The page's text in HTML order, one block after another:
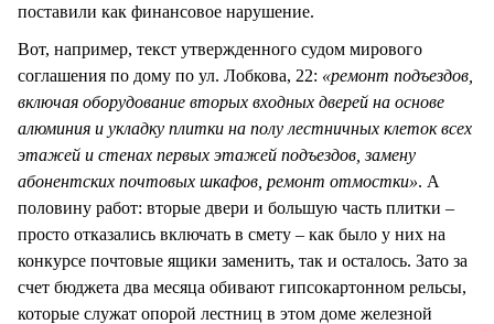
поставили как финансовое нарушение.
Вот, например, текст утвержденного судом мирового
соглашения по дому по ул. Лобкова, 22: «ремонт подъездов,
включая оборудование вторых входных дверей на основе
алюминия и укладку плитки на полу лестничных клеток всех
этажей и стенах первых этажей подъездов, замену
абонентских почтовых шкафов, ремонт отмостки». А
половину работ: вторые двери и большую часть плитки –
просто отказались включать в смету – как было у них на
конкурсе почтовые ящики заменить, так и осталось. Зато за
счет бюджета два месяца обивают гипсокартонном рельсы,
которые служат опорой лестниц в этом доме железной